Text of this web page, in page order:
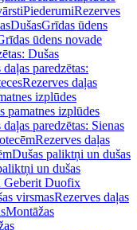
PiederumiRezerves
DušasGrīdas ūdens
ūdens novade
Dušas
paredzētas:
Rezerves daļas
izplūdes
pamatnes izplūdes
daļas paredzētas: Sienas
Rezerves daļas
Dušas paliktņi un dušas
un dušas
Geberit Duofix
virsmasRezerves daļas
Montāžas